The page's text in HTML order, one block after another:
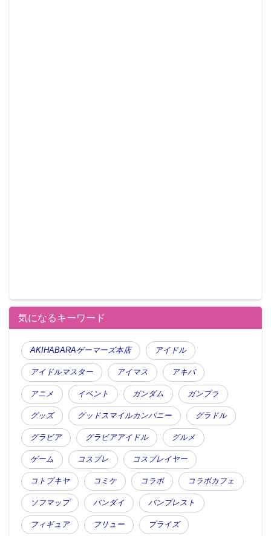
気になるキーワード
AKIHABARAゲーマーズ本店 アイドル
アイドルマスター アイマス アキバ
アニメ イベント ガンダム ガンプラ
グッズ グッドスマイルカンパニー グラドル
グラビア グラビアアイドル グルメ
ゲーム コスプレ コスプレイヤー
コトブキヤ コミケ コラボ コラボカフェ
ソフマップ バンダイ バンプレスト
フィギュア フリュー プライズ